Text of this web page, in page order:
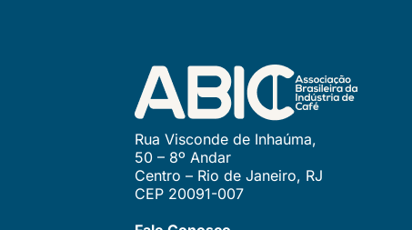
Rua Visconde de Inhaúma,
50 – 8º Andar
Centro – Rio de Janeiro, RJ
CEP 20091-007